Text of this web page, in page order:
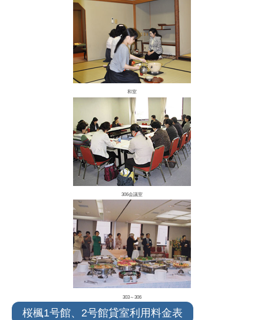
和室
306会議室
303～306
桜楓1号館、2号館貸室利用料金表